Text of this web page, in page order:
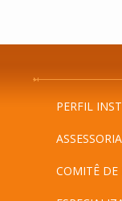
PERFIL
COMITÊ DE